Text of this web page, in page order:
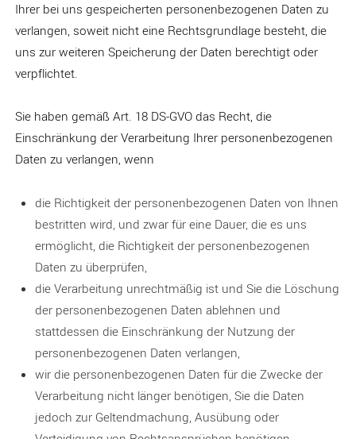
Ihrer bei uns gespeicherten personenbezogenen Daten zu
verlangen, soweit nicht eine Rechtsgrundlage besteht, die
uns zur weiteren Speicherung der Daten berechtigt oder
verpflichtet.
Sie haben gemäß Art. 18 DS-GVO das Recht, die
Einschränkung der Verarbeitung Ihrer personenbezogenen
Daten zu verlangen, wenn
die Richtigkeit der personenbezogenen Daten von Ihnen
bestritten wird, und zwar für eine Dauer, die es uns
ermöglicht, die Richtigkeit der personenbezogenen
Daten zu überprüfen,
die Verarbeitung unrechtmäßig ist und Sie die Löschung
der personenbezogenen Daten ablehnen und
stattdessen die Einschränkung der Nutzung der
personenbezogenen Daten verlangen,
wir die personenbezogenen Daten für die Zwecke der
Verarbeitung nicht länger benötigen, Sie die Daten
jedoch zur Geltendmachung, Ausübung oder